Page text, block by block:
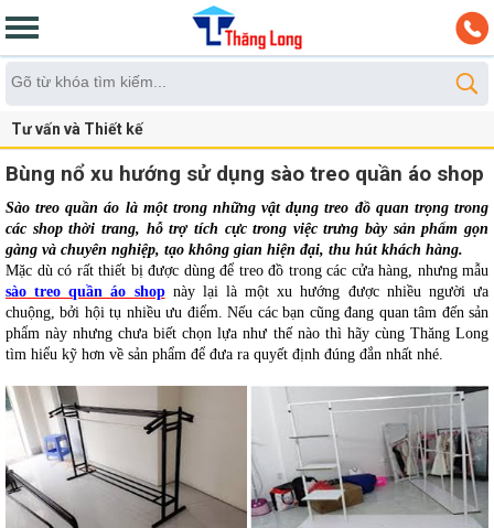
Tư vấn và Thiết kế
Bùng nổ xu hướng sử dụng sào treo quần áo shop
Sào treo quần áo là một trong những vật dụng treo đồ quan trọng trong
các shop thời trang, hỗ trợ tích cực trong việc trưng bày sản phẩm gọn
gàng và chuyên nghiệp, tạo không gian hiện đại, thu hút khách hàng.
sào treo quần áo shop này lại là một xu hướng được nhiều người ưa
chuộng, bởi hội tụ nhiều ưu điểm. Nếu các bạn cũng đang quan tâm đến sản
phẩm này nhưng chưa biết chọn lựa như thế nào thì hãy cùng Thăng Long
tìm hiểu kỹ hơn về sản phẩm để đưa ra quyết định đúng đắn nhất nhé.